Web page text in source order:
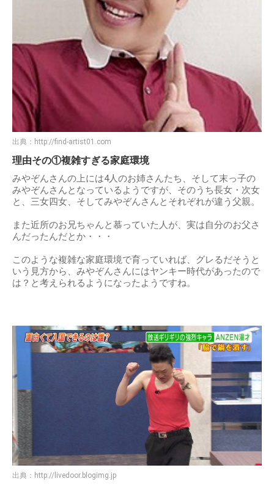
出典： http://find-artist01.com
理由その①複雑すぎる家庭環境
みやぞんさんの上には4人のお姉さんたち、そして末っ子の
みやぞんさんとなっているようですが、そのうち長女・次女
と、三女四女、そしてみやぞんさんとそれぞれが違う父親。
また近所のお兄ちゃんと慕っていた人が、実は自分のお父さ
んだったんだとか・・・
このような複雑な家庭環境で育っていれば、グレるだそうと
いう見方から、みやぞんさんにはヤンキー時代があったので
は？と考えられるようになったようですね。
出典： http://livedoor.blogimg.jp